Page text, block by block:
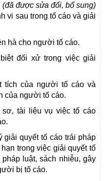
(đã được sửa đổi, bổ sung)
vi sau trong tố cáo và giải
hà cho người tố cáo.
đối xử trong việc giải
tích của người tố cáo và
của người tố cáo.
tài liệu vụ việc tố cáo
giải quyết tố cáo trái pháp
trong việc giải quyết tố
luật, sách nhiễu, gây
bị tố cáo.